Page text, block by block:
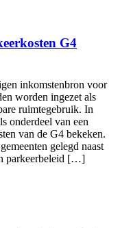
G4
inkomstenbron voor
worden ingezet als
ruimtegebruik. In
onderdeel van een
van de G4 bekeken.
gelegd naast
parkeerbeleid […]